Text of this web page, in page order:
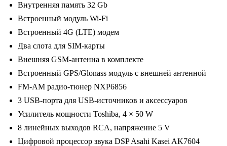
fi,
4G
LTE,
DSP,
3-
32Gb,
размер
экрана
9,5
Внутренняя память 32 Gb
Встроенный модуль Wi-Fi
Встроенный 4G (LTE) модем
Два слота для SIM-карты
Внешняя GSM-антенна в комплекте
Встроенный GPS/Glonass модуль с внешней антенной
FM-AM радио-тюнер NXP6856
3 USB-порта для USB-источников и аксессуаров
Усилитель мощности Toshiba, 4 × 50 W
8 линейных выходов RCA, напряжение 5 V
Цифровой процессор звука DSP Asahi Kasei AK7604